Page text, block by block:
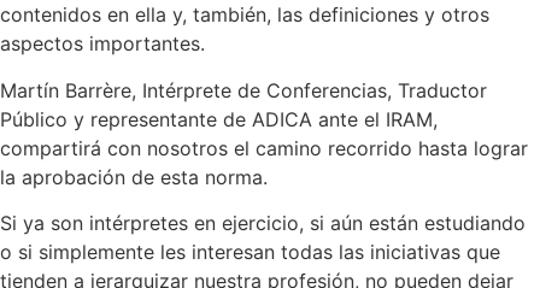
contenidos en ella y, también, las definiciones y otros
aspectos importantes.
Martín Barrère, Intérprete de Conferencias, Traductor
Público y representante de ADICA ante el IRAM,
compartirá con nosotros el camino recorrido hasta lograr
la aprobación de esta norma.
Si ya son intérpretes en ejercicio, si aún están estudiando
o si simplemente les interesan todas las iniciativas que
tienden a jerarquizar nuestra profesión, no pueden dejar